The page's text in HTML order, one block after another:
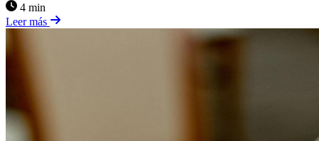
4 min
Leer más